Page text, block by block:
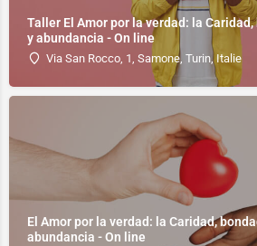
Taller El Amor por la verdad: la
y abundancia - On line
Via San Rocco, 1, Samone, Turin, Italie
El Amor por la verdad: la Caridad,
abundancia - On line